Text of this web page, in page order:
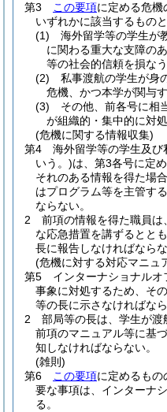
第3
この要項に定める危
いずれかに該当するものと
(1) 海外留学等の学生が
に関わる重大な支障の
等の社会的信頼を損な
(2) 私事渡航の学生が身
危機、かつ本学が関与
(3) その他、前各号に相
が組織的・集中的に対
(危機に関する情報収集)
第4 海外留学等の学生及び
いう。)は、第3各号に定
それのある情報を得た場
はプログラム等を主管す
ならない。
2 前項の情報を得た職員は
な応急措置を講ずるとと
長に報告しなければならな
(危機に対する対応マニュ
第5 インターナショナルオ
事象に対処するため、そ
等の長に示さなければなら
2 部局等の長は、学生が渡
前項のマニュアル等に基
知しなければならない。
(雑則)
第6
この要項に定めるも
要な事項は、インターナ
る。